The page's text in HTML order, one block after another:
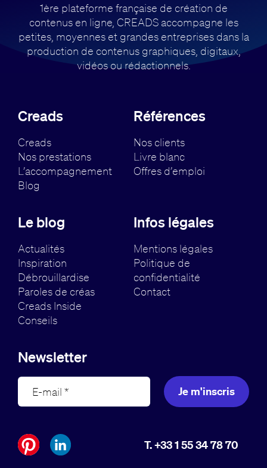
1ère plateforme française de création de
contenus en ligne, CREADS accompagne les
petites, moyennes et grandes entreprises dans la
production de contenus graphiques, digitaux,
vidéos ou rédactionnels.
Creads
Creads
Nos prestations
L’accompagnement
Blog
Références
Nos clients
Livre blanc
Offres d’emploi
Le blog
Actualités
Inspiration
Débrouillardise
Paroles de créas
Creads Inside
Conseils
Infos légales
Mentions légales
Politique de
confidentialité
Contact
Newsletter
Je m'inscris
T. +33 1 55 34 78 70